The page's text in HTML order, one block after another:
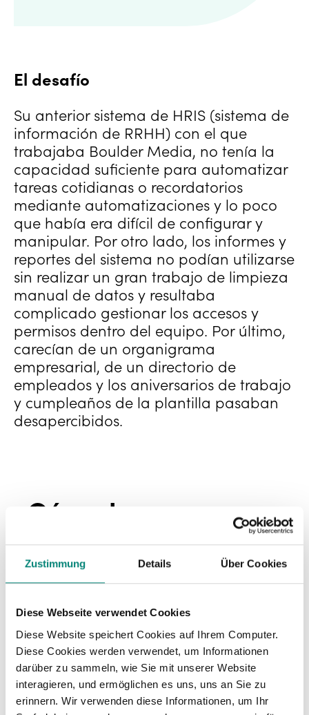
Zustimmung Details Über Cookies
Diese Webseite verwendet Cookies
Diese Website speichert Cookies auf Ihrem Computer.
Diese Cookies werden verwendet, um Informationen
darüber zu sammeln, wie Sie mit unserer Website
interagieren, und ermöglichen es uns, uns an Sie zu
erinnern. Wir verwenden diese Informationen, um Ihr
El desafío
Su anterior sistema de HRIS (sistema de
información de RRHH) con el que
trabajaba Boulder Media, no tenía la
capacidad suficiente para automatizar
tareas cotidianas o recordatorios
mediante automatizaciones y lo poco
que había era difícil de configurar y
manipular. Por otro lado, los informes y
reportes del sistema no podían utilizarse
sin realizar un gran trabajo de limpieza
manual de datos y resultaba
complicado gestionar los accesos y
permisos dentro del equipo. Por último,
carecían de un organigrama
empresarial, de un directorio de
empleados y los aniversarios de trabajo
y cumpleaños de la plantilla pasaban
desapercibidos.
¿Cómo lo
solucionamos?
"El equipo de Boulder Media está
realmente encantado con la
plataforma de Kenjo, sobre todo
con la interfaz de usuario y la
facilidad de uso del software".